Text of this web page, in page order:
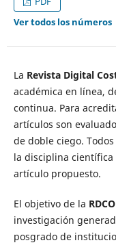
Ver todos los números
La Revista Digital
académica en línea,
continua. Para
artículos son
de doble ciego.
la disciplina
artículo propuesto.
El objetivo de la RDCO
investigación
posgrado de